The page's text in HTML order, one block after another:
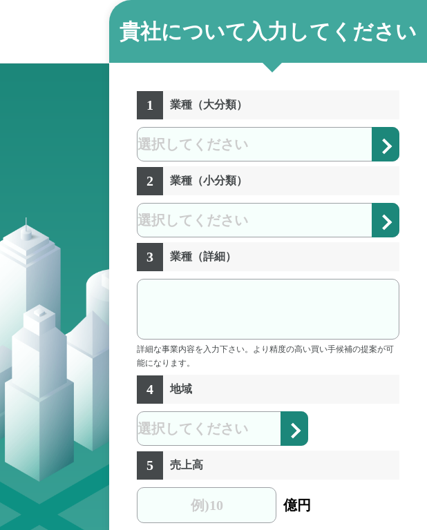
貴社について入力してください
1 業種（大分類）
2 業種（小分類）
3 業種（詳細）
詳細な事業内容を入力下さい。より精度の高い買い手候補の提案が可
能になります。
4 地域
5 売上高
億円